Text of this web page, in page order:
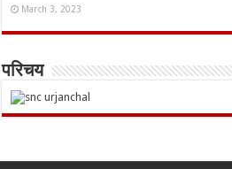
March 3, 2023
परिचय